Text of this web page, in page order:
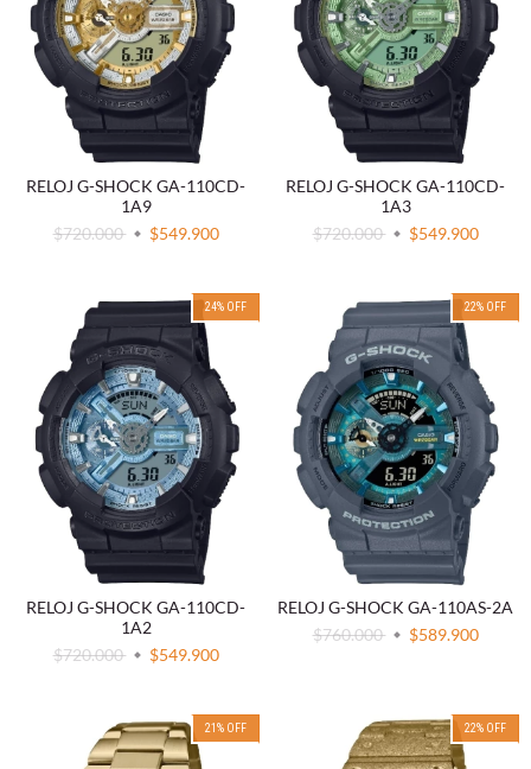
RELOJ G-SHOCK GA-110CD-
1A9
$720.000
$549.900
RELOJ G-SHOCK GA-110CD-
1A3
$720.000
$549.900
24% OFF
RELOJ G-SHOCK GA-110CD-
1A2
$720.000
$549.900
22% OFF
RELOJ G-SHOCK GA-110AS-2A
$760.000
$589.900
21 % OFF 22% OFF